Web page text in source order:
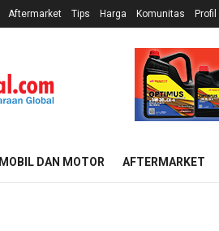
Aftermarket Tips Harga Komunitas Profil
MOBIL DAN MOTOR AFTERMARKET